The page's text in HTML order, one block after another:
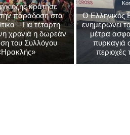
Αίγιο - Αχαΐα
κράτησε
παράδοση στα
– Για τέταρτη
Ο Ελληνικός
ενημερώνει